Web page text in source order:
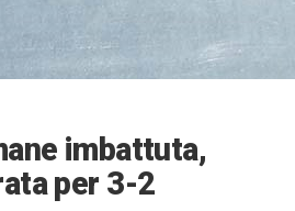
imbattuta,
per 3-2